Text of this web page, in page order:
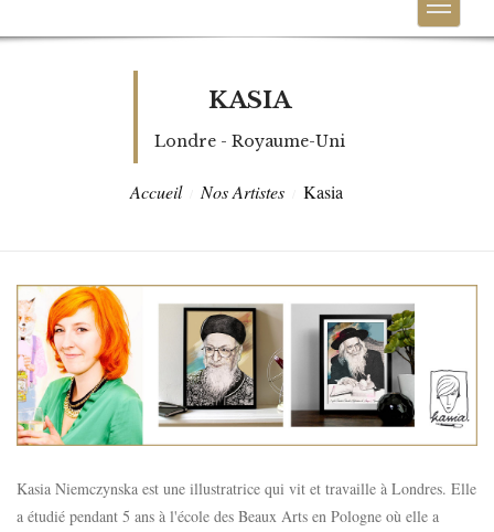
KASIA
Londre - Royaume-Uni
Accueil Nos Artistes Kasia
Kasia Niemczynska est une illustratrice qui vit et travaille à Londres. Elle
a étudié pendant 5 ans à l'école des Beaux Arts en Pologne où elle a